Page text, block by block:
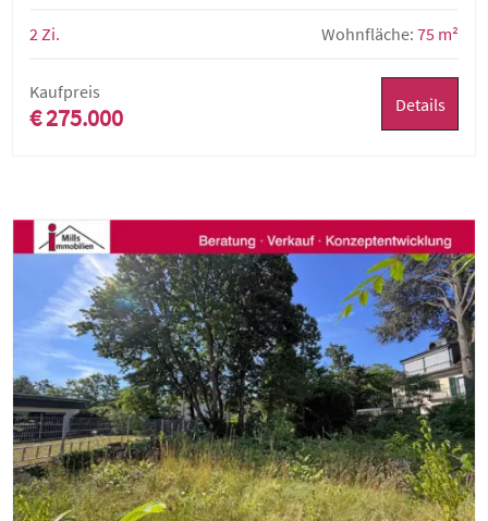
2 Zi. Wohnfläche: 75 m²
Kaufpreis
€ 275.000 Details